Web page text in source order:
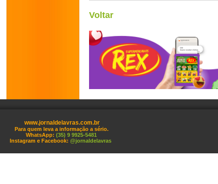
Voltar
www.jornaldelavras.com.br
Para quem leva a informação a sério.
WhatsApp: (35) 9 9925-5481
Instagram e Facebook: @jornaldelavras